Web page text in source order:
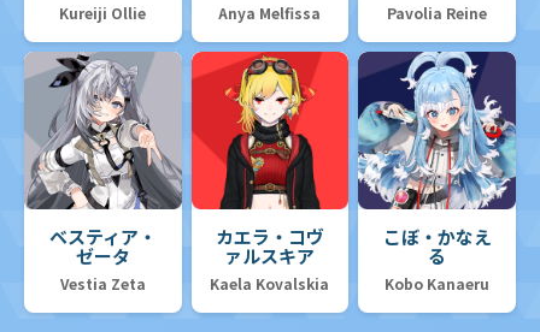
Kureiji Ollie Anya Melfissa Pavolia Reine
ベスティア・
ゼータ
Vestia Zeta
カエラ・コヴ
ァルスキア
Kaela Kovalskia
こぼ・かなえ
る
Kobo Kanaeru